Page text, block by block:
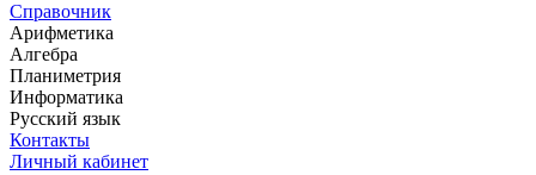
Справочник
Арифметика
Алгебра
Планиметрия
Информатика
Русский язык
Контакты
Личный кабинет